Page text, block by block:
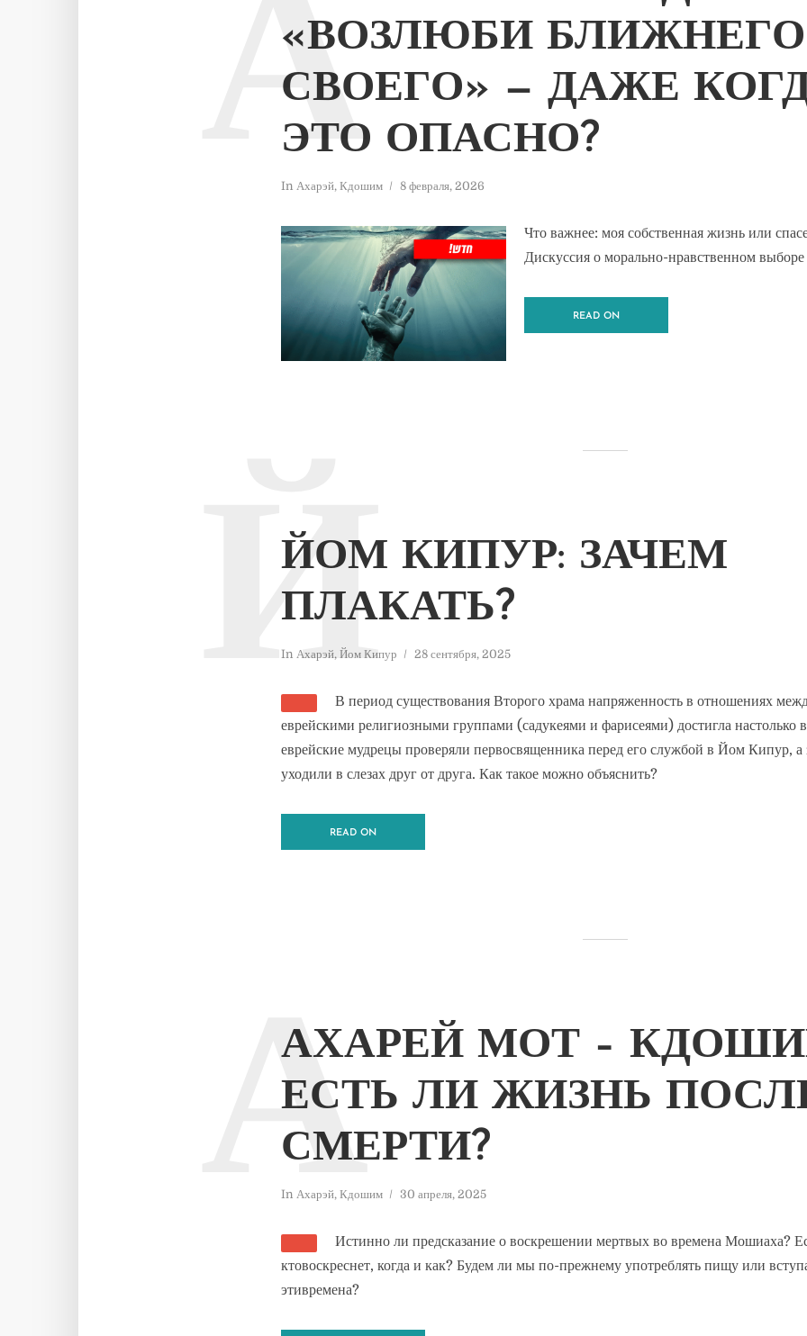
«ВОЗЛЮБИ БЛИЖНЕГО
СВОЕГО» — ДАЖЕ
ЭТО ОПАСНО?
In Ахарэй, Кдошим 8 февраля, 2026
А
Что важнее: моя собственная жизнь или
Дискуссия о морально-нравственном
READ ON
ЙОМ КИПУР: ЗАЧЕМ
ПЛАКАТЬ?
In Ахарэй, Йом Кипур 28 сентября, 2025
ЙВ период существования Второго храма напряженность в отношениях
еврейскими религиозными группами (садукеями и фарисеями) достигла настолько
еврейские мудрецы проверяли первосвященника перед его службой в Йом Кипур, а
уходили в слезах друг от друга. Как такое можно объяснить?
READ ON
АХАРЕЙ МОТ –
ЕСТЬ ЛИ ЖИЗНЬ
СМЕРТИ?
In Ахарэй, Кдошим 30 апреля, 2025
А
Истинно ли предсказание о воскрешении мертвых во времена Мошиаха?
ктовоскреснет, когда и как? Будем ли мы по-прежнему употреблять пищу или
этивремена?